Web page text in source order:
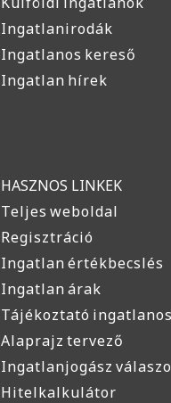
Ingatlanirodák
Ingatlanos kereső
Ingatlan hírek
HASZNOS LINKEK
Teljes weboldal
Regisztráció
Ingatlan értékbecslés
Ingatlan árak
Tájékoztató
Alaprajz tervező
Ingatlanjogász
Hitelkalkulátor